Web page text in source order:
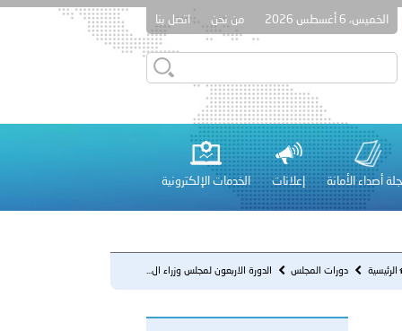
الخميس، 6 أغسطس 2026 من نحن اتصل بنا
أصداء الأمانة إعلانات الخدمات الإلكترونية
أعمال الاجتماع الثالث عشر للجنة رؤساء الاتحادات الرياضية
عشر للمسؤولين عن الأمن السياحي 2026.
الرئيسية دورات المجلس الدورة الاربعون لمجلس وزراء ال...